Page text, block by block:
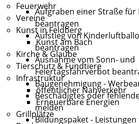
Feuerwehr
Vereine
Kunst in Feldberg
Kunst am Bach
Kirche & Glaube
Tierschutz & Fundtiere
Infrastruktur
öffentlicher Nahverkehr
Erneuerbare Energien
Grillplätze
Aufgraben einer Straße für
beantragen
Aufstieg von
beantragen
Ausnahme vom Sonn- und
Feiertagsfahrverbot
Baugenehmigung -
Beschädigtes oder
melden
Bildungspaket -